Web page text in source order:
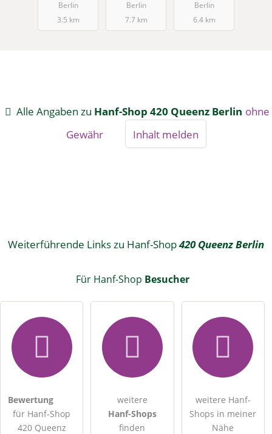
Berlin
3.5 km
Berlin
7.7 km
Berlin
6.4 km
Alle Angaben zu Hanf-Shop 420 Queenz Berlin ohne
Gewähr
Inhalt melden
Weiterführende Links zu Hanf-Shop420 Queenz Berlin
Für Hanf-Shop Besucher
Bewertung
für Hanf-Shop
420 Queenz
weitere
Hanf-Shops
finden
weitere Hanf-
Shops in meiner
Nähe